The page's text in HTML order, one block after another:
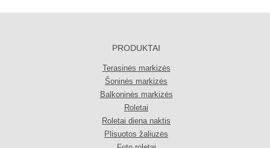
PRODUKTAI
Terasinės markizės
Šoninės markizės
Balkoninės markizės
Roletai
Roletai diena naktis
Plisuotos žaliuzės